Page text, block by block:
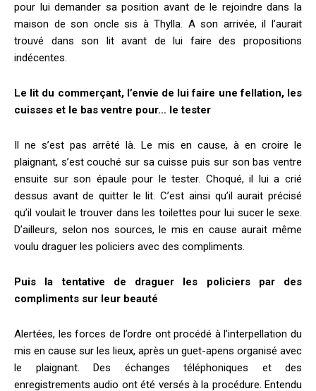
pour lui demander sa position avant de le rejoindre dans la
maison de son oncle sis à Thylla. A son arrivée, il l’aurait
trouvé dans son lit avant de lui faire des propositions
indécentes.
Le lit du commerçant, l’envie de lui faire une fellation, les
cuisses et le bas ventre pour… le tester
Il ne s’est pas arrêté là. Le mis en cause, à en croire le
plaignant, s’est couché sur sa cuisse puis sur son bas ventre
ensuite sur son épaule pour le tester. Choqué, il lui a crié
dessus avant de quitter le lit. C’est ainsi qu’il aurait précisé
qu’il voulait le trouver dans les toilettes pour lui sucer le sexe.
D’ailleurs, selon nos sources, le mis en cause aurait même
voulu draguer les policiers avec des compliments.
Puis la tentative de draguer les policiers par des
compliments sur leur beauté
Alertées, les forces de l’ordre ont procédé à l’interpellation du
mis en cause sur les lieux, après un guet-apens organisé avec
le plaignant. Des échanges téléphoniques et des
enregistrements audio ont été versés à la procédure. Entendu